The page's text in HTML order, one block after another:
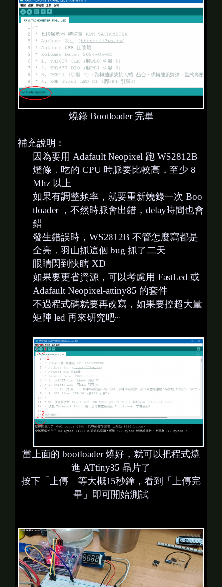
燒錄 Bootloader 完畢
補充說明：
因為要用 Adafault Neopixel 跑 WS2812B
燈條，吃的 CPU 時脈要比較高，至少 8
Mhz 以上
如果有調整頻率，就要重新燒錄一次 Boo
tloader ，不然時脈會出錯，delay時間也會
錯
發生錯誤時，WS2812B 不管怎麼寫都是
全亮，羽山抓這個 bug 抓了二天
眼睛閃到快瞎 XD
如果要更省資源，可以考慮用 FastLed 或
Adafault Neopixel-attiny85 的套件
不過程式碼就要再改寫，如果要控超大量
矩陣 led 再來研究吧~
當上面的 bootloader 燒好，就可以把程式燒
進 ATtiny85 晶片了
按下「上傳」等大概15秒鐘，看到「上傳完
畢」即可開始測試